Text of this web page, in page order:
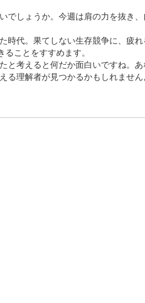
しょうか。今週は肩の力を抜き
代。果てしない生存競争に、疲れ
ことをすすめます。
考えると何だか面白いですね。
理解者が見つかるかもしれません